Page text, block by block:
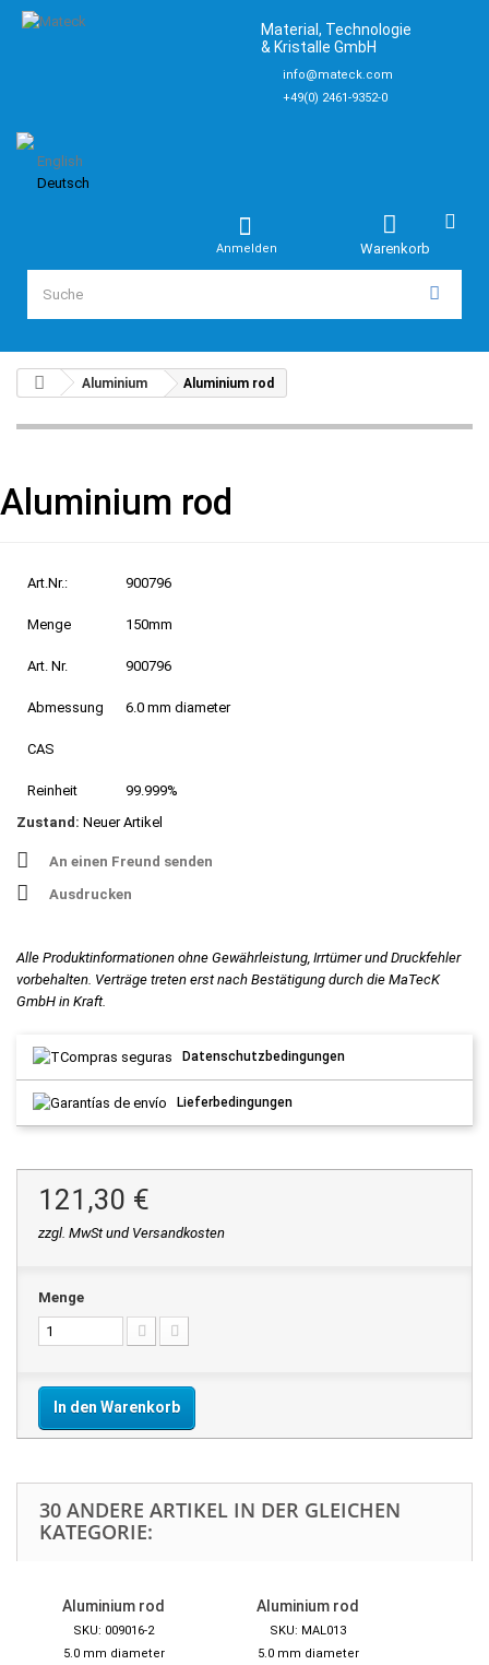
Material, Technologie
& Kristalle GmbH
info@mateck.com
+49(0) 2461-9352-0
English
Deutsch
Warenkorb
Anmelden
Aluminium Aluminium rod
Aluminium rod
Art.Nr.: 900796
Menge 150mm
Art. Nr. 900796
Abmessung 6.0 mm diameter
CAS
Reinheit
99.999%
Zustand: Neuer Artikel
An einen Freund senden
Ausdrucken
Alle Produktinformationen ohne Gewährleistung, Irrtümer und Druckfehler
vorbehalten. Verträge treten erst nach Bestätigung durch die MaTecK
GmbH in Kraft.
Datenschutzbedingungen
Lieferbedingungen
121,30 €
zzgl. MwSt und Versandkosten
Menge
In den Warenkorb
30 ANDERE ARTIKEL IN DER GLEICHEN
KATEGORIE:
Aluminium rod
SKU: 009016-2
5.0 mm diameter
Aluminium rod
SKU: MAL013
5.0 mm diameter